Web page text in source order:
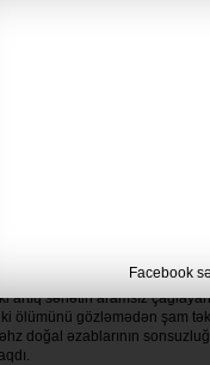
mövcud durumu lazımınca
və baş vermiş bu olayın təsiri
yaxınlarını
onu boşluğa, sıfır həddinə,
qalmışdı, ortaya
Araq yerinə çay içmək,
bax, bütün bu
Məgərsə ölümün bircə
bu mübarizə hələ bir
Anna Karenina,
sənətin aramsız
ölümünü gözləmədən şam
doğal əzablarının
Facebook